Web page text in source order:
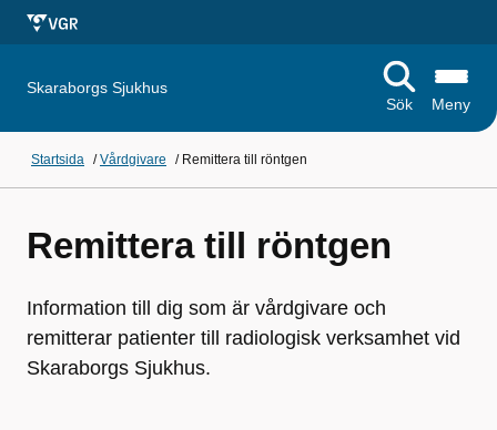
Skaraborgs Sjukhus
Sök
Meny
Startsida /Vårdgivare / Remittera till röntgen
Remittera till röntgen
Information till dig som är vårdgivare och
remitterar patienter till radiologisk verksamhet vid
Skaraborgs Sjukhus.